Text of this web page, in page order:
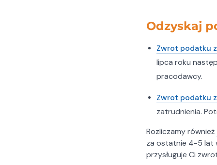
Odzyskaj
Zwrot podatku
lipca roku
pracodawcy.
Zwrot podatku
zatrudnienia.
Rozliczamy również
za ostatnie 4-5 lat
przysługuje Ci